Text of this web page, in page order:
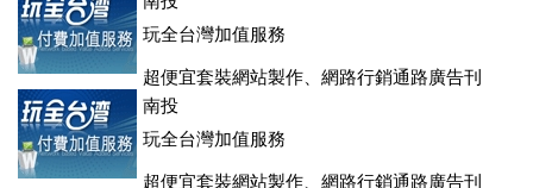
玩全台灣加值服務
超便宜套裝網站製作、網路行銷通路廣告刊
登、訂房系統、客房委託旅行社銷售，全面優惠中....
南投
玩全台灣加值服務
超便宜套裝網站製作、網路行銷通路廣告刊